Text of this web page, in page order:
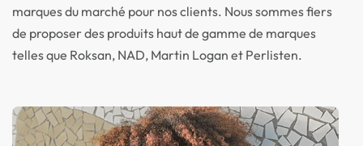
marques du marché pour nos clients. Nous sommes fiers
de proposer des produits haut de gamme de marques
telles que Roksan, NAD, Martin Logan et Perlisten.